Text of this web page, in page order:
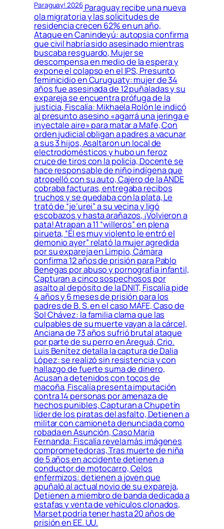
Paraguay! 2026Paraguay recibe una nueva
ola migratoria y las solicitudes de
residencia crecen 62% en un año,
Ataque en Canindeyú: autopsia confirma
que civil habría sido asesinado mientras
buscaba resguardo, Mujer se
descompensa en medio de la espera y
expone el colapso en el IPS, Presunto
feminicidio en Curuguaty: mujer de 34
años fue asesinada de 12 puñaladas y su
expareja se encuentra prófuga de la
justicia, Fiscalía: Mikhaela Rolón le indicó
al presunto asesino «agarrá una jeringa e
inyectale aire» para matar a Mafe, Con
orden judicial obligan a padres a vacunar
a sus 3 hijos, Asaltaron un local de
electrodomésticos y hubo un feroz
cruce de tiros con la policía, Docente se
hace responsable de niño indígena que
atropelló con su auto, Cajero de la ANDE
cobraba facturas, entregaba recibos
truchos y se quedaba con la plata, Le
trató de “je’urei” a su vecina y ligó
escobazos y hasta arañazos, ¡Volvieron a
pata! Atrapan a 11 “willeros” en plena
pirueta, “Él es muy violento le entró el
demonio ayer” relató la mujer agredida
por su expareja en Limpio, Cámara
confirma 12 años de prisión para Pablo
Benegas por abuso y pornografía infantil,
Capturan a cinco sospechosos por
asalto al depósito de la DNIT, Fiscalía pide
4 años y 6 meses de prisión para los
padres de B. S. en el caso MAFE, Caso de
Sol Chávez: la familia clama que las
culpables de su muerte vayan a la cárcel,
Anciana de 73 años sufrió brutal ataque
por parte de su perro en Areguá, Crio.
Luis Benítez detalla la captura de Dalia
López: se realizó sin resistencia y con
hallazgo de fuerte suma de dinero,
Acusan a detenidos con tocos de
macoña, Fiscalía presenta imputación
contra 14 personas por amenaza de
hechos punibles, Capturan a Chupetín
líder de los piratas del asfalto, Detienen a
militar con camioneta denunciada como
robada en Asunción, Caso María
Fernanda: Fiscalía revela más imágenes
comprometedoras, Tras muerte de niña
de 5 años en accidente detienen a
conductor de motocarro, Celos
enfermizos: detienen a joven que
apuñaló al actual novio de su expareja,
Detienen a miembro de banda dedicada a
estafas y venta de vehículos clonados,
Marset podría tener hasta 20 años de
prisión en EE. UU.